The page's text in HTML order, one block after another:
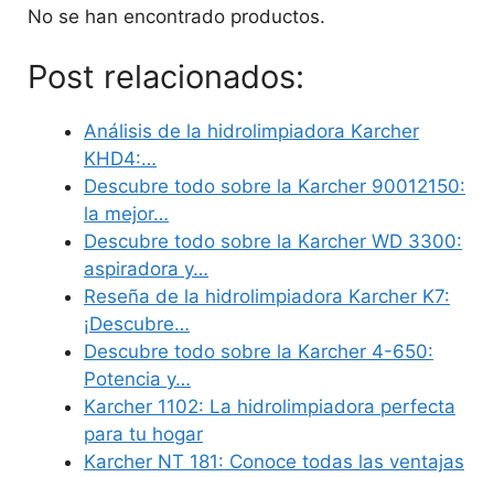
No se han encontrado productos.
Post relacionados:
Análisis de la hidrolimpiadora Karcher
KHD4:…
Descubre todo sobre la Karcher 90012150:
la mejor…
Descubre todo sobre la Karcher WD 3300:
aspiradora y…
Reseña de la hidrolimpiadora Karcher K7:
¡Descubre…
Descubre todo sobre la Karcher 4-650:
Potencia y…
Karcher 1102: La hidrolimpiadora perfecta
para tu hogar
Karcher NT 181: Conoce todas las ventajas